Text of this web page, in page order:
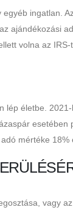
ingatlan.
ajándékozási
volna az IRS-t.
életbe.
mértéke 18%
vagy